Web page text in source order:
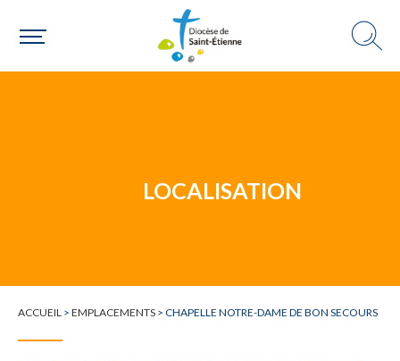
Un mouvement
LOCALISATION
ACCUEIL > EMPLACEMENTS > CHAPELLE NOTRE-DAME DE BON SECOURS